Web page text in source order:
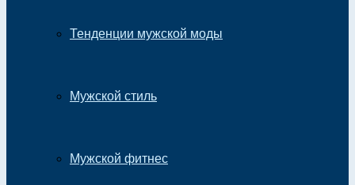
Тенденции мужской моды
Мужской стиль
Мужской фитнес